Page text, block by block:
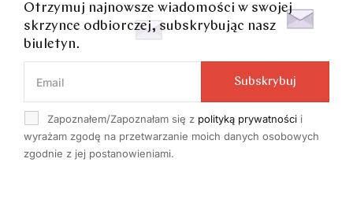
Otrzymuj najnowsze wiadomości w swojej
skrzynce odbiorczej, subskrybując nasz
biuletyn.
Zapoznałem/Zapoznałam się z polityką prywatności i
wyrażam zgodę na przetwarzanie moich danych osobowych
zgodnie z jej postanowieniami.
Subskrybuj